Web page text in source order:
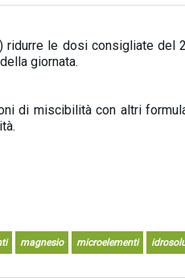
ridurre le dosi consigliate del
giornata.
di miscibilità con altri
magnesio microelementi